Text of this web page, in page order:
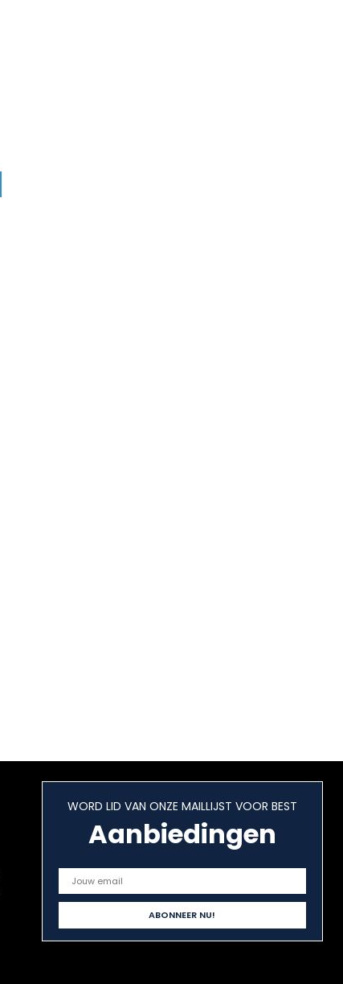
WORD LID VAN ONZE MAILLIJST VOOR BEST
Aanbiedingen